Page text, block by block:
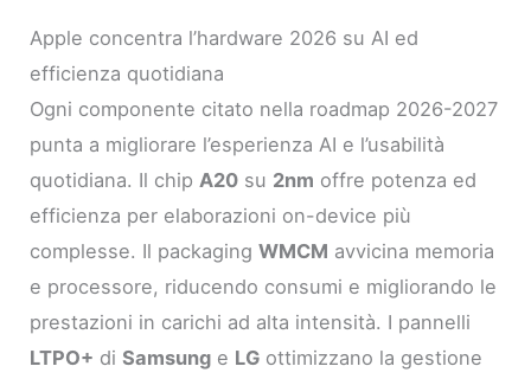
Apple concentra l’hardware 2026 su AI ed
efficienza quotidiana
Ogni componente citato nella roadmap 2026-2027
punta a migliorare l’esperienza AI e l’usabilità
quotidiana. Il chip A20 su 2nm offre potenza ed
efficienza per elaborazioni on-device più
complesse. Il packagingWMCM avvicina memoria
e processore, riducendo consumi e migliorando le
prestazioni in carichi ad alta intensità. I pannelli
LTPO+ diSamsung e LG ottimizzano la gestione